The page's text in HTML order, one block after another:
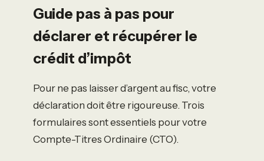
Guide pas à pas pour
déclarer et récupérer le
crédit d’impôt
Pour ne pas laisser d’argent au fisc, votre
déclaration doit être rigoureuse. Trois
formulaires sont essentiels pour votre
Compte-Titres Ordinaire (CTO).